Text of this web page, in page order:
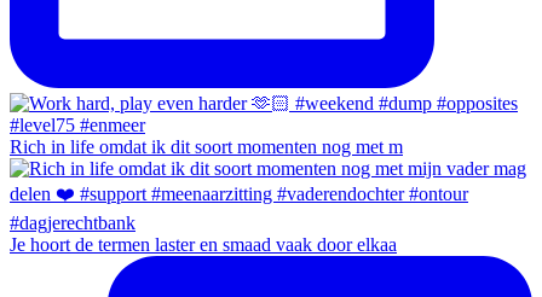
Rich in life omdat ik dit soort momenten nog met m
Je hoort de termen laster en smaad vaak door elkaa